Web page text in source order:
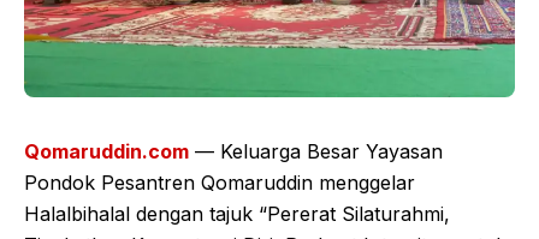
Qomaruddin.com — Keluarga Besar Yayasan
Pondok Pesantren Qomaruddin menggelar
Halalbihalal dengan tajuk “Pererat Silaturahmi,